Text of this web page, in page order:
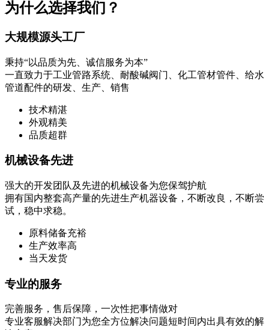
为什么选择我们？
大规模源头工厂
秉持“以品质为先、诚信服务为本”
一直致力于工业管路系统、耐酸碱阀门、化工管材管件、给水
管道配件的研发、生产、销售
技术精湛
外观精美
品质超群
机械设备先进
强大的开发团队及先进的机械设备为您保驾护航
拥有国内整套高产量的先进生产机器设备，不断改良，不断尝
试，稳中求稳。
原料储备充裕
生产效率高
当天发货
专业的服务
完善服务，售后保障，一次性把事情做对
专业客服解决部门为您全方位解决问题短时间内出具有效的解